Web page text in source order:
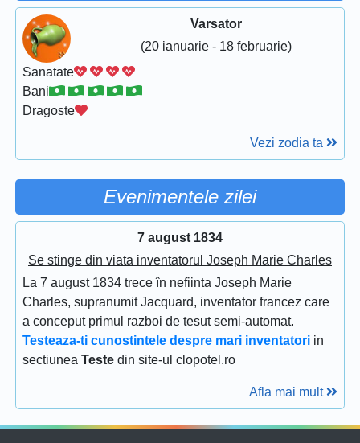
Varsator
(20 ianuarie - 18 februarie)
Sanatate
Bani
Dragoste
Vezi zodia ta
Evenimentele zilei
7 august 1834
Se stinge din viata inventatorul Joseph Marie Charles
La 7 august 1834 trece în nefiinta Joseph Marie
Charles, supranumit Jacquard, inventator francez care
a conceput primul razboi de tesut semi-automat.
Testeaza-ti cunostintele despre mari inventatori in
sectiunea Teste din site-ul clopotel.ro
Afla mai mult